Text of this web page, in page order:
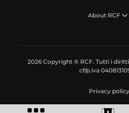
About RCF
2026 Copyright ® RCF. Tutti i diritti
cf/p.iva
Privacy policy